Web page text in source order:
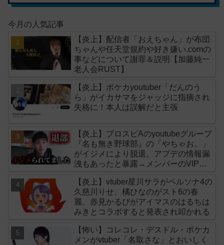
今月の人気記事
【炎上】配信者「おえちゃん」が布団
ちゃんや任天堂規約や好き嫌い.comの
事などについて謝罪＆説明【加藤純一
老人会RUST】
【炎上】ポケカyoutuber「だんのう
ら」がイカサマをジャッジに指摘され
失格に！本人は誤解だと主張
【炎上】プロスピAのyoutubeグループ
『名も無き野球部』の「やちゃお。」
がイジメにより脱退。アプデの情報漏
洩もあったと暴露→メンバーのVIPが
【炎上】vtuber星川サラがペルソナ4の
久慈川りせ、橘ひなのがスト6の春
麗、赤見かるびがアイマスのはるちは
みきとコラボすると発表され叩かれる
【怖い】コレコレ・デスドル・ポケカ
メンがvtuber「名取さな」とおいしく